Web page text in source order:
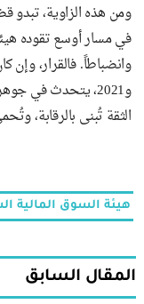
ومن هذه الزاوية،
في مسار أوسع تقوده
الثقة تُبنى بالرقابة،
هيئة السوق المالية
المقال السابق